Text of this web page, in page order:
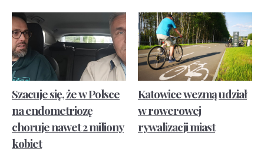
Szacuje się, że w Polsce
na endometriozę
choruje nawet 2 miliony
kobiet
Katowice wezmą udział
w rowerowej
rywalizacji miast